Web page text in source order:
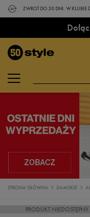
ZWROT DO 30 DNI. W KLUBIE
STRONA GŁÓWNA DAMSKIE
PRODUKT NIEDOSTĘPNY